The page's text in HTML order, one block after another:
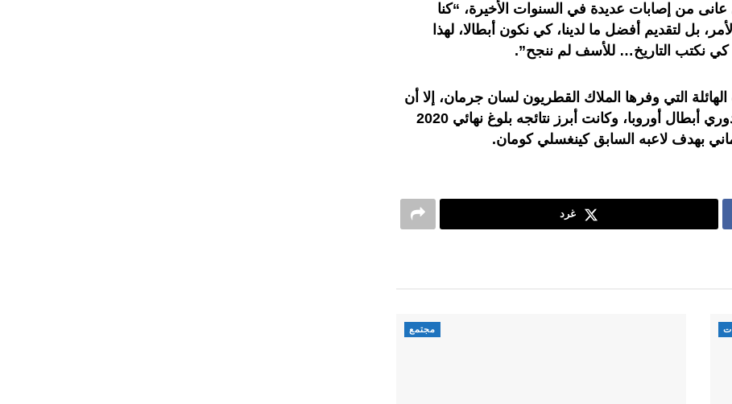
من إصابات عديدة في السنوات الأخيرة، “كنا
بل لتقديم أفضل ما لدينا، كي نكون أبطالا، لهذا
كي نكتب التاريخ… للأسف لم ننجح”.
الهائلة التي وفرها الملاك القطريون لسان جرمان، إلا أن
الأخير لم يفك عقدته بإحراز لقب دوري أبطال أوروبا، وكانت أبرز نتائجه بلوغ نهائي 2020
بهدف لاعبه السابق كينغسلي كومان.
غرد
مجتمع